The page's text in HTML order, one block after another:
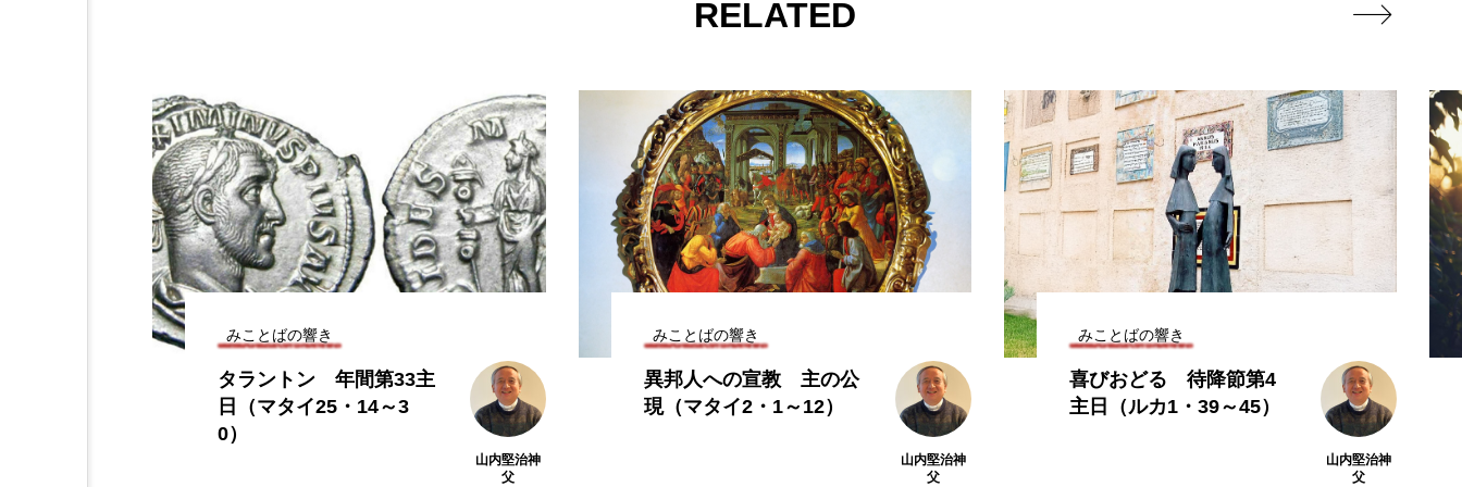
RELATED
みことばの響き
タラントン 年間第33主
日（マタイ25・14～3
0）
山内堅治神
父
みことばの響き
異邦人への宣教 主の公
現（マタイ2・1～12）
山内堅治神
父
みことばの響き
喜びおどる 待降節第4
主日（ルカ1・39～45）
山内堅治神
父
